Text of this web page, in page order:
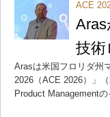
ACE
技術
Arasは米国フロリダ州
2026（ACE 2026）」
Product Management